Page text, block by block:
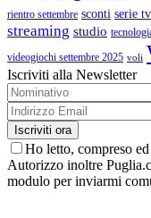
rientro settembre sconti serie tv
streaming studio
videogiochi settembre 2025 voli
Iscriviti alla Newsletter
Ho letto, compreso
Autorizzo inoltre
modulo per inviarmi